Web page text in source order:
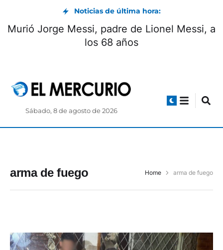
Noticias de última hora:
Murió Jorge Messi, padre de Lionel Messi, a
los 68 años
Sábado, 8 de agosto de 2026
arma de fuego Home arma de fuego